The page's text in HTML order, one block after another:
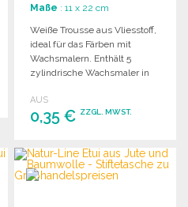
Maße : 11 x 22 cm
Weiße Trousse aus Vliesstoff,
ideal für das Färben mit
Wachsmalern. Enthält 5
zylindrische Wachsmaler in
einen schwarzen
Reißverschluss.
AUS
0,35 € ZZGL. MWST.
BESTELLEN
Angebot anfordern